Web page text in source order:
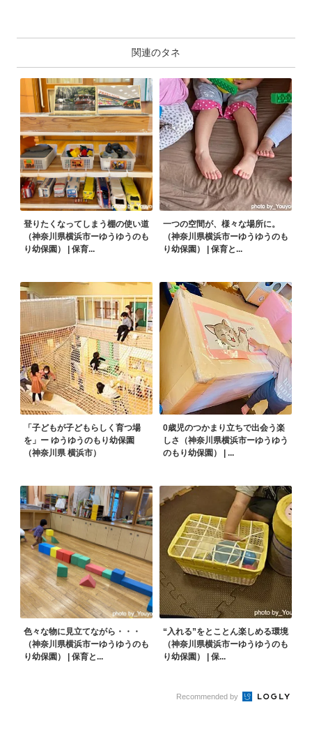
関連のタネ
登りたくなってしまう棚の使い道
（神奈川県横浜市ーゆうゆうのも
り幼保園） | 保育...
一つの空間が、様々な場所に。
（神奈川県横浜市ーゆうゆうのも
り幼保園） | 保育と...
「子どもが子どもらしく育つ場
を」ー ゆうゆうのもり幼保園
（神奈川県 横浜市）
0歳児のつかまり立ちで出会う楽
しさ（神奈川県横浜市ーゆうゆう
のもり幼保園） | ...
色々な物に見立てながら・・・
（神奈川県横浜市ーゆうゆうのも
り幼保園） | 保育と...
“入れる”をとことん楽しめる環境
（神奈川県横浜市ーゆうゆうのも
り幼保園） | 保...
Recommended by